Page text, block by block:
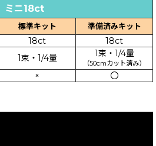
ミニ18ct
標準キット
準備済みキット
18ct 18ct
1束・1/4量 1束・1/4量
（50cmカット済み）
× 〇